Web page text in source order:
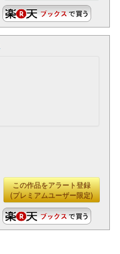
この作品をアラート登録
(プレミアムユーザー限定)